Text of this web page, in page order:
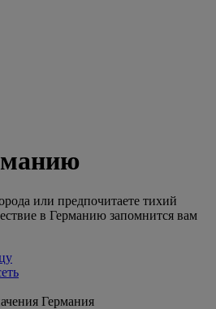
или предпочитаете тихий
в Германию запомнится вам
Германия